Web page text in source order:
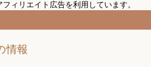
ィリエイト広告を利用しています。
情報